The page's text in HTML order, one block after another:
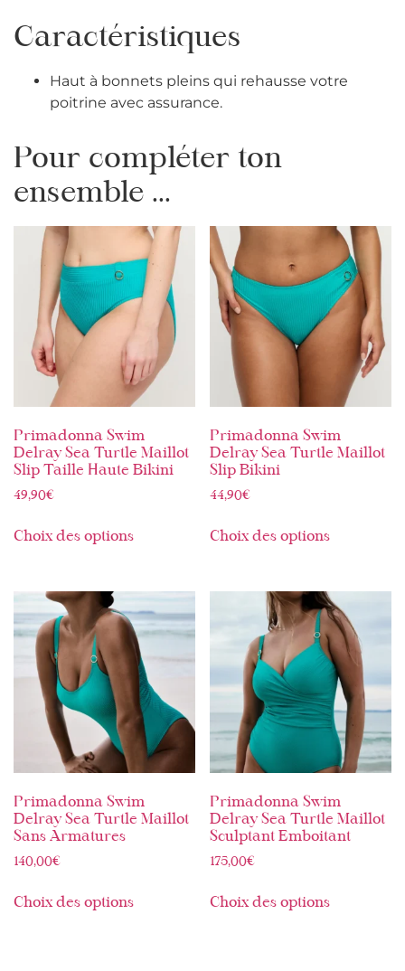
Caractéristiques
Haut à bonnets pleins qui rehausse votre
poitrine avec assurance.
Pour compléter ton
ensemble ...
Primadonna Swim
Delray Sea Turtle Maillot
Slip Taille Haute Bikini
49,90€
Choix des options
Primadonna Swim
Delray Sea Turtle Maillot
Slip Bikini
44,90€
Choix des options
Primadonna Swim
Delray Sea Turtle Maillot
Sans Armatures
140,00€
Choix des options
Primadonna Swim
Delray Sea Turtle Maillot
Sculptant Emboitant
175,00€
Choix des options